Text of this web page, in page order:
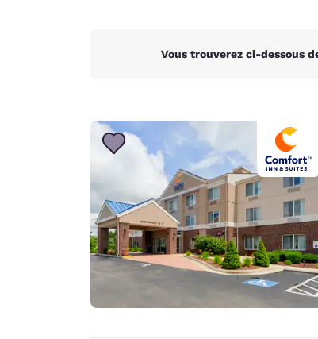
Vous trouverez ci-dessous